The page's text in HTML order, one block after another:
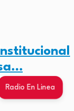
Radio En Linea